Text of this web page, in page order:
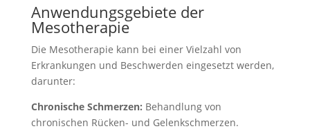
Anwendungsgebiete der
Mesotherapie
Die Mesotherapie kann bei einer Vielzahl von
Erkrankungen und Beschwerden eingesetzt werden,
darunter:
Chronische Schmerzen: Behandlung von
chronischen Rücken- und Gelenkschmerzen.